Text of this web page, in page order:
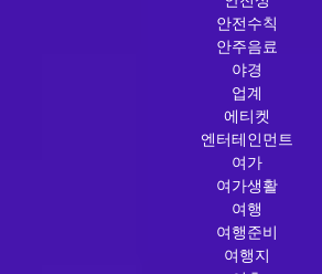
안전수칙
안주음료
야경
업계
에티켓
엔터테인먼트
여가
여가생활
여행
여행준비
여행지